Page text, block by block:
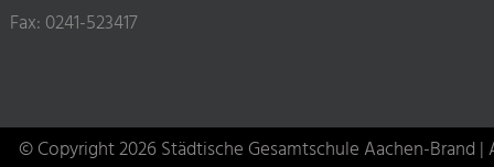
Fax: 0241-523417
© Copyright 2026 Städtische Gesamtschule Aachen-Brand